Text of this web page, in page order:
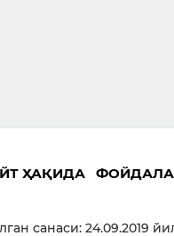
ҲАҚИДА
санаси: 24.09.2019